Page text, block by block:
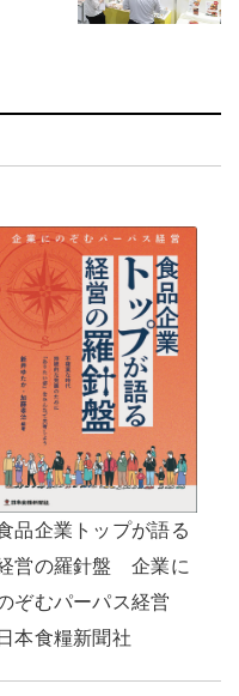
品企業トップが語る
営の羅針盤 企業に
ぞむパーパス経営
日本食糧新聞社